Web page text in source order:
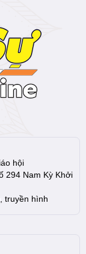
hội
294 Nam Kỳ Khởi
truyền hình